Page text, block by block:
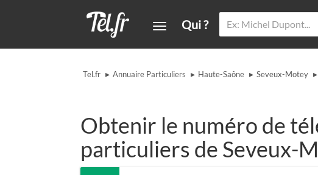
Qui ?
Tel.fr ▸ Annuaire Particuliers ▸ Haute-Saône ▸ Seveux-Motey ▸
Obtenir le numéro de
particuliers de Seveux-